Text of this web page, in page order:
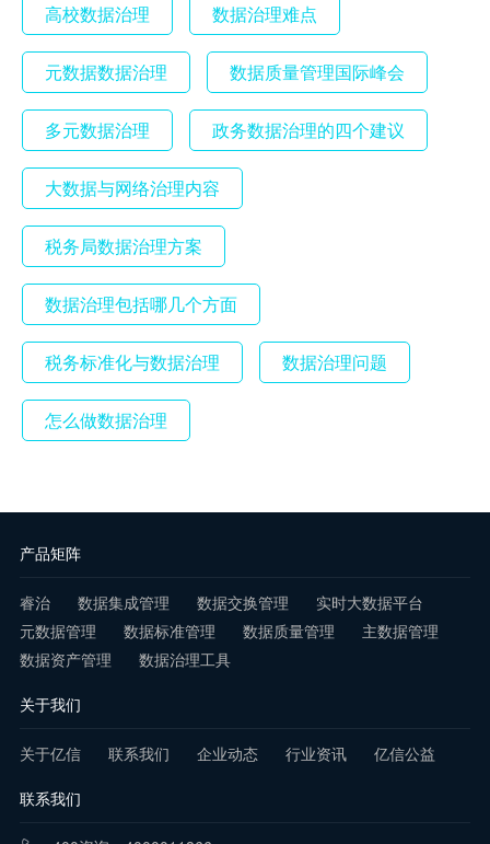
高校数据治理 数据治理难点
元数据数据治理 数据质量管理国际峰会
多元数据治理 政务数据治理的四个建议
大数据与网络治理内容
税务局数据治理方案
数据治理包括哪几个方面
税务标准化与数据治理 数据治理问题
怎么做数据治理
产品矩阵
睿治 数据集成管理 数据交换管理
实时大数据平台
元数据管理
数据标准管理 数据质量管理
主数据管理
数据资产管理
数据治理工具
关于我们
关于亿信 联系我们 企业动态 行业资讯 亿信公益
联系我们